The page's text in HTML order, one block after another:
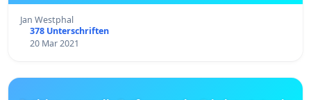
Jan Westphal
378 Unterschriften
20 Mar 2021